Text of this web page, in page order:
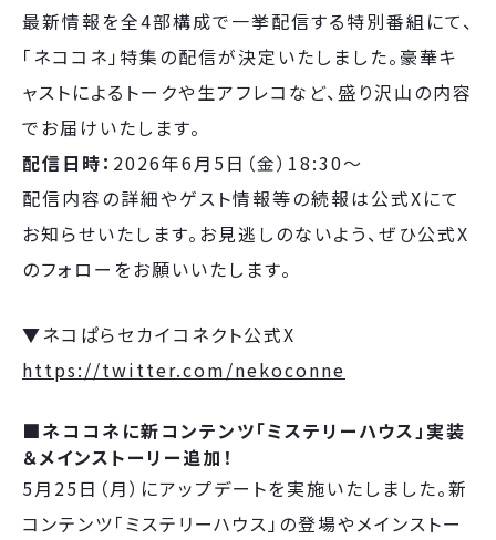
最新情報を全4部構成で一挙配信する特別番組にて、
「ネココネ」特集の配信が決定いたしました。豪華キ
ャストによるトークや生アフレコなど、盛り沢山の内容
でお届けいたします。
配信日時： 2026年6月5日（金）18:30～
配信内容の詳細やゲスト情報等の続報は公式Xにて
お知らせいたします。お見逃しのないよう、ぜひ公式X
のフォローをお願いいたします。
▼ネコぱらセカイコネクト公式X
https://twitter.com/nekoconne
■ネココネに新コンテンツ「ミステリーハウス」実装
＆メインストーリー追加！
5月25日（月）にアップデートを実施いたしました。新
コンテンツ「ミステリーハウス」の登場やメインストー